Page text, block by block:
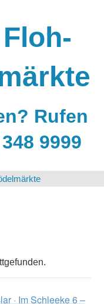
Rufen
9999
· Im Schleeke 6 –